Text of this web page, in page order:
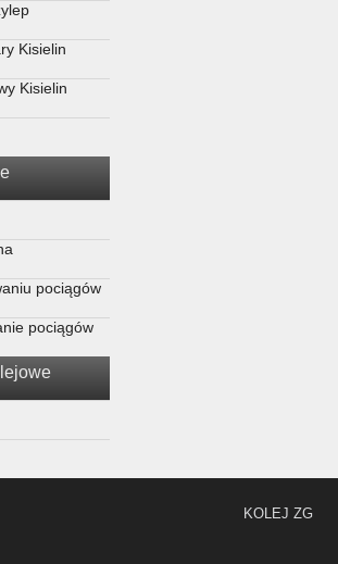
Kisielin
Kisielin
pociągów
pociągów
KOLEJ ZG